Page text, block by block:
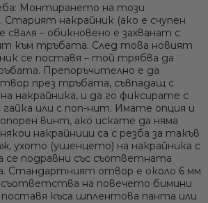
Монтирането на този
Старият накрайник (ако е счупен
сваля – обикновено е захванат с
към тръбата. След това новият
се поставя – той трябва да
Препоръчително е да
през тръбата, съвпадащ с
накрайника, и да го фиксирате с
или с поп-нит. Имате опция и
винт, ако искате да няма
накрайници са с резба за такъв
ухото (ушенцето) на накрайника с
се подравни със съответната
Стандартният отвор е около 6 мм
на повечето бимини
къса шплентова панта или